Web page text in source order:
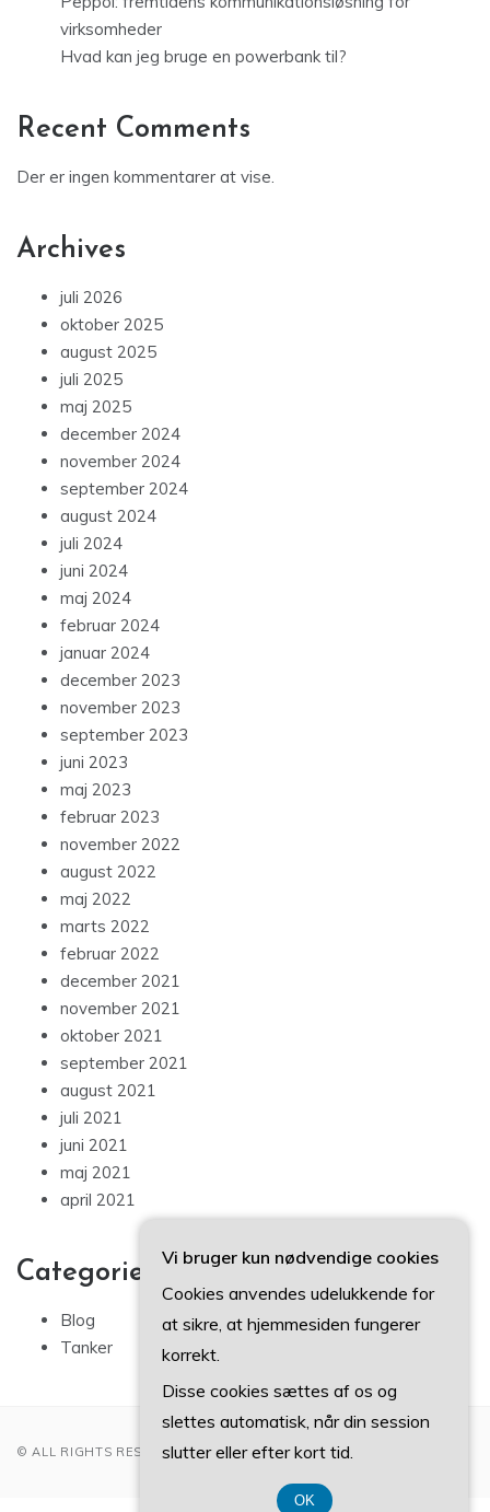
virksomheder
Hvad kan jeg bruge en powerbank til?
Recent Comments
Der er ingen kommentarer at vise.
Archives
juli 2026
oktober 2025
august 2025
juli 2025
maj 2025
december 2024
november 2024
september 2024
august 2024
juli 2024
juni 2024
maj 2024
februar 2024
januar 2024
december 2023
november 2023
september 2023
juni 2023
maj 2023
februar 2023
november 2022
august 2022
maj 2022
marts 2022
februar 2022
december 2021
november 2021
oktober 2021
september 2021
august 2021
juli 2021
juni 2021
maj 2021
april 2021
Categories
Blog
Tanker
© ALL RIGHTS RESERVED 2022
Vi bruger kun nødvendige cookies
Cookies anvendes udelukkende for
at sikre, at hjemmesiden fungerer
korrekt.
Disse cookies sættes af os og
slettes automatisk, når din session
slutter eller efter kort tid.
OK